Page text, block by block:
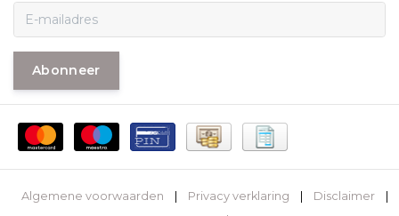
Abonneer
Algemene voorwaarden Privacy verklaring Disclaimer